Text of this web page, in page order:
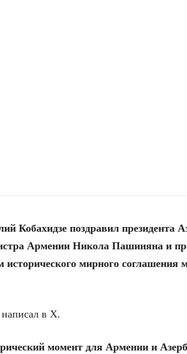
Кобахидзе поздравил президента
Армении Никола Пашиняна и
исторического мирного соглашения
в X.
момент для Армении и